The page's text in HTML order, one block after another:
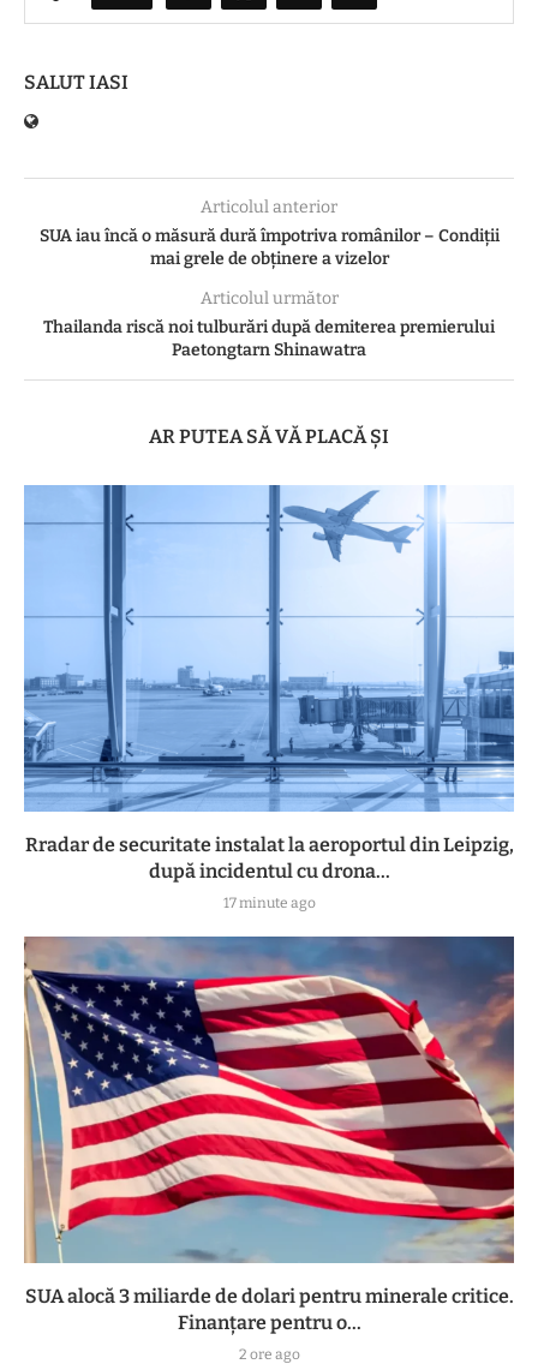
SALUT IASI
Articolul anterior
SUA iau încă o măsură dură împotriva românilor – Condiții
mai grele de obținere a vizelor
Articolul următor
Thailanda riscă noi tulburări după demiterea premierului
Paetongtarn Shinawatra
AR PUTEA SĂ VĂ PLACĂ ȘI
Rradar de securitate instalat la aeroportul din Leipzig,
după incidentul cu drona...
17 minute ago
SUA alocă 3 miliarde de dolari pentru minerale critice.
Finanțare pentru o...
2 ore ago